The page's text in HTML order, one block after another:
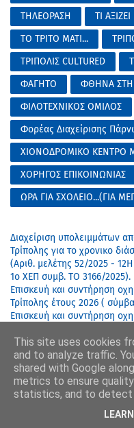
ΤΗΛΕΟΡΑΣΗ
ΤΙ ΑΞΙΖΕΙ
ΤΟ ΤΡΙΤΟ ΜΑΤΙ...
ΤΡΙΠΟΛΙΣ CULTURED
ΦΑΓΗΤΟ
ΦΘΗΝΑ
ΦΙΛΟΤΕΧΝΙΚΟΣ ΟΜΙΛΟΣ
Φορέας Διαχείρισης
ΧΙΟΝΟΔΡΟΜΙΚΟ ΚΕΝΤΡΟ
ΧΟΡΗΓΟΣ ΕΠΙΚΟΙΝΩΝΙΑΣ
ΩΡΑ ΓΙΑ ΣΧΟΛΕΙΟ...(ΓΙΑ
Διαχείριση υπολειμμάτων
Τρίπολης για το χρονικο
(Aριθ. μελέτης 52/2025 -
1ο ΧΕΠ συμβ. ΤΟ 3166/2025).
Επισκευή και συντήρηση
Τρίπολης έτους 2026 (
Επισκευή και συντήρηση
Επισκευή και συντήρηση
Τρίπολης έτους 2026 (
Έγκριση δαπανών που έχουν
το 8ο Δημοτικό Σχολείο
Αποδοχή επιχορήγησης.
This site uses cookies
and to analyze traffic.
shared with Google
metrics to ensure
statistics, and to detect